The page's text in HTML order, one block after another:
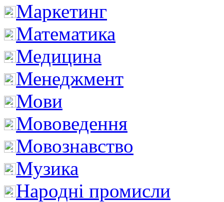
Маркетинг
Математика
Медицина
Менеджмент
Мови
Мововедення
Мовознавство
Музика
Народні промисли